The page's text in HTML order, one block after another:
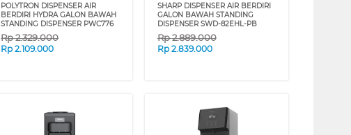
POLYTRON DISPENSER AIR
BERDIRI HYDRA GALON BAWAH
STANDING DISPENSER PWC776
Rp2.329.000
Rp2.109.000
SHARP DISPENSER AIR BERDIRI
GALON BAWAH STANDING
DISPENSER SWD-82EHL-PB
Rp2.889.000
Rp 2.839.000